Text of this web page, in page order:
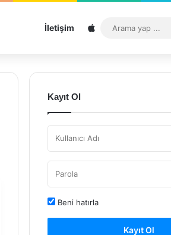
İletişim Sitemap
Kayıt Ol
Beni hatırla
Kayıt Ol